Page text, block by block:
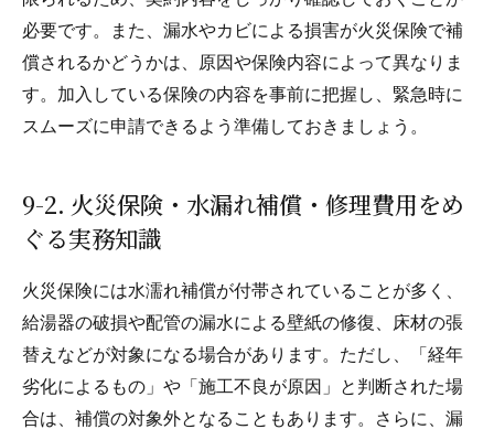
必要です。また、漏水やカビによる損害が火災保険で補
償されるかどうかは、原因や保険内容によって異なりま
す。加入している保険の内容を事前に把握し、緊急時に
スムーズに申請できるよう準備しておきましょう。
9-2. 火災保険・水漏れ補償・修理費用をめ
ぐる実務知識
火災保険には水濡れ補償が付帯されていることが多く、
給湯器の破損や配管の漏水による壁紙の修復、床材の張
替えなどが対象になる場合があります。ただし、「経年
劣化によるもの」や「施工不良が原因」と判断された場
合は、補償の対象外となることもあります。さらに、漏